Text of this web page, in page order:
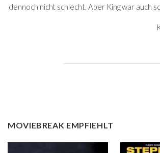
dennoch nicht schlecht. Aber King war auch
MOVIEBREAK EMPFIEHLT